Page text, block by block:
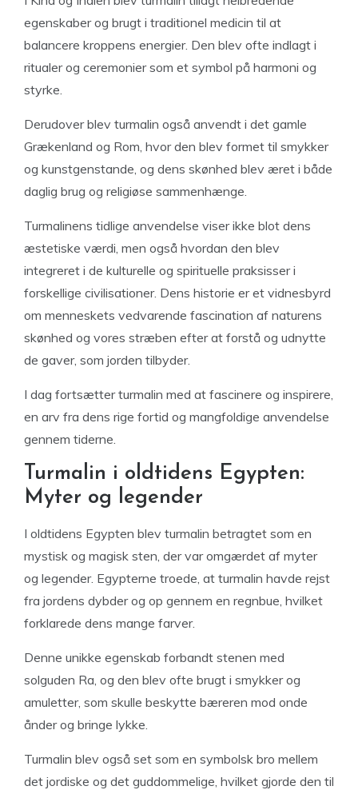
egenskaber og brugt i traditionel medicin til at
balancere kroppens energier. Den blev ofte indlagt i
ritualer og ceremonier som et symbol på harmoni og
styrke.
Derudover blev turmalin også anvendt i det gamle
Grækenland og Rom, hvor den blev formet til smykker
og kunstgenstande, og dens skønhed blev æret i både
daglig brug og religiøse sammenhænge.
Turmalinens tidlige anvendelse viser ikke blot dens
æstetiske værdi, men også hvordan den blev
integreret i de kulturelle og spirituelle praksisser i
forskellige civilisationer. Dens historie er et vidnesbyrd
om menneskets vedvarende fascination af naturens
skønhed og vores stræben efter at forstå og udnytte
de gaver, som jorden tilbyder.
I dag fortsætter turmalin med at fascinere og inspirere,
en arv fra dens rige fortid og mangfoldige anvendelse
gennem tiderne.
Turmalin i oldtidens Egypten:
Myter og legender
I oldtidens Egypten blev turmalin betragtet som en
mystisk og magisk sten, der var omgærdet af myter
og legender. Egypterne troede, at turmalin havde rejst
fra jordens dybder og op gennem en regnbue, hvilket
forklarede dens mange farver.
Denne unikke egenskab forbandt stenen med
solguden Ra, og den blev ofte brugt i smykker og
amuletter, som skulle beskytte bæreren mod onde
ånder og bringe lykke.
Turmalin blev også set som en symbolsk bro mellem
det jordiske og det guddommelige, hvilket gjorde den til